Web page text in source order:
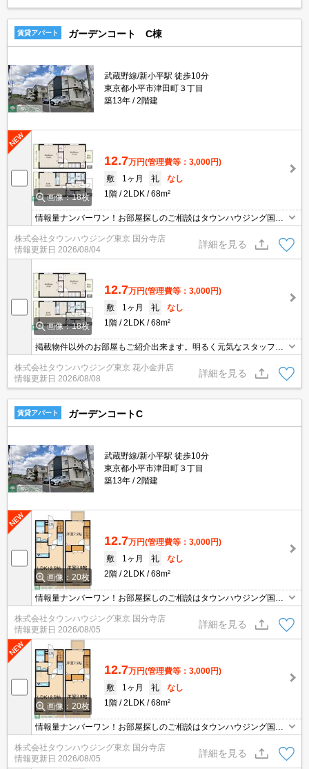
賃貸アパート ガーデンコート C棟
武蔵野線/新小平駅 徒歩10分
東京都小平市津田町３丁目
築13年
2階建
画像：18枚
12.7万円(管理費等：3,000円)
敷
1ヶ月 礼
なし
1階
2LDK 68m²
情報量ナンバーワン！お部屋探しのご相談はタウンハウジング国分
寺店にお任せを！
株式会社タウンハウジング東京 国分寺店
情報更新日 2026/08/04
詳細を見る
画像：18枚
12.7万円(管理費等：3,000円)
敷
1ヶ月 礼
なし
1階
2LDK 68m²
掲載物件以外のお部屋もご紹介出来ます。明るく元気なスタッフが
丁寧にご対応させていただきます。オンラインで見学・接客可能で
す！お気軽にお問い合わせ下さい☆★
株式会社タウンハウジング東京 花小金井店
情報更新日 2026/08/08
詳細を見る
賃貸アパート ガーデンコートC
武蔵野線/新小平駅 徒歩10分
東京都小平市津田町３丁目
築13年
2階建
画像：20枚
12.7万円(管理費等：3,000円)
敷
1ヶ月 礼
なし
2階
2LDK 68m²
情報量ナンバーワン！お部屋探しのご相談はタウンハウジング国分
寺店にお任せを！
株式会社タウンハウジング東京 国分寺店
情報更新日 2026/08/05
詳細を見る
画像：20枚
12.7万円(管理費等：3,000円)
敷
1ヶ月 礼
なし
1階
2LDK 68m²
情報量ナンバーワン！お部屋探しのご相談はタウンハウジング国分
寺店にお任せを！
株式会社タウンハウジング東京 国分寺店
情報更新日 2026/08/05
詳細を見る